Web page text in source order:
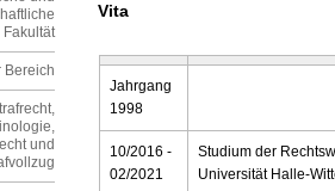
Fakultät
Bereich
und
Vita
Jahrgang
1998
10/2016 -
02/2021
Studium der
Universität Halle-